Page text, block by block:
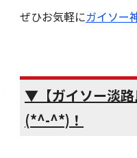
ぜひお気軽にガイソー
▼【ガイソー淡路
(*^-^*)！